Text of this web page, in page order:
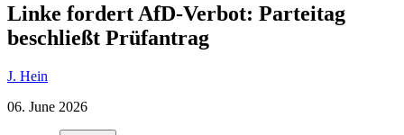
Linke fordert AfD-Verbot: Parteitag
beschließt Prüfantrag
J. Hein
06. June 2026